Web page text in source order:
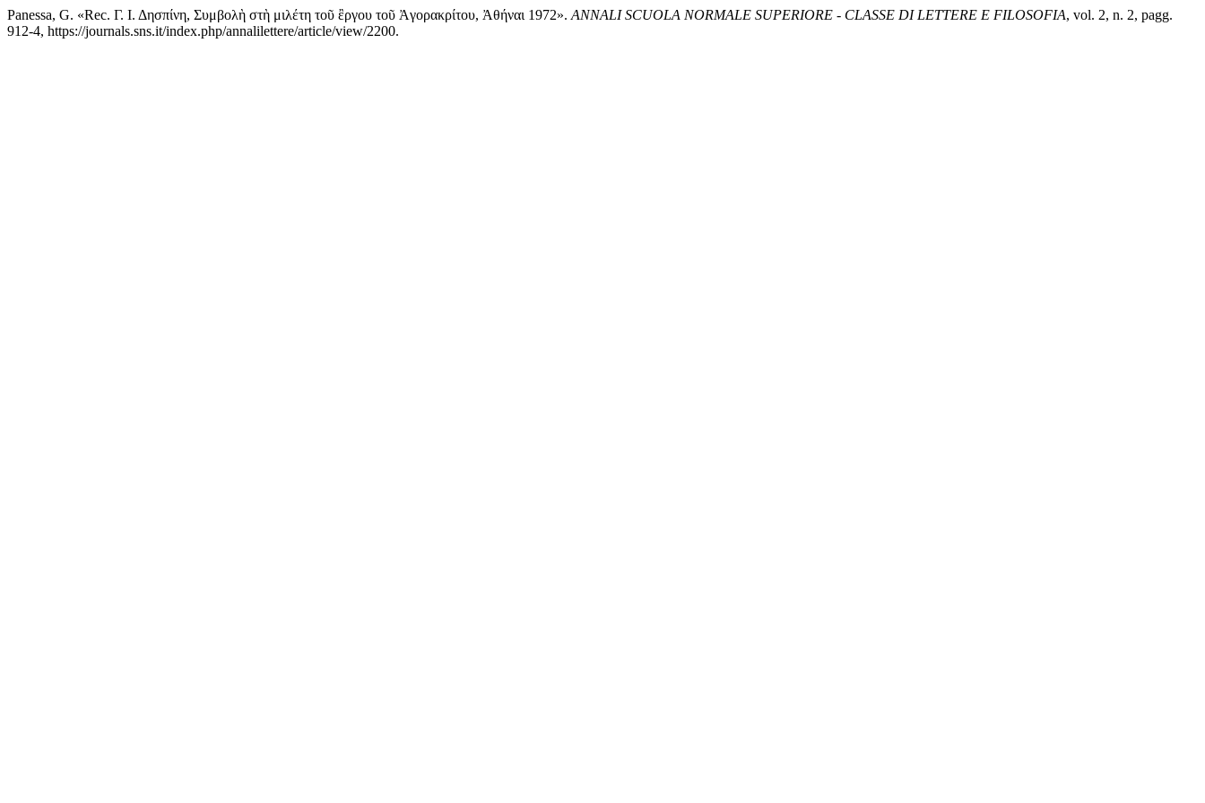
Panessa, G. «Rec. Γ. Ι. Δησπίνη, Συμβολὴ στὴ μιλέτη τοῦ ἒργου τοῦ Ἀγορακρίτου, Ἀθήναι 1972». ANNALI SCUOLA NORMALE SUPERIORE - CLASSE DI LETTERE E FILOSOFIA, vol. 2, n. 2, pagg.
912-4, https://journals.sns.it/index.php/annalilettere/article/view/2200.